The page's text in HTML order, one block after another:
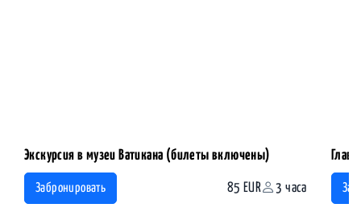
Экскурсия в музеи Ватикана (билеты включены)
Забронировать 85 EUR 3 часа